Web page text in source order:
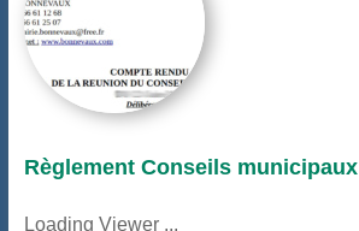
Règlement Conseils municipaux
Loading Viewer ...